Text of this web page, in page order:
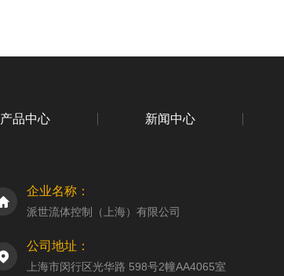
产品中心 新闻中心
企业名称：
派世流体控制（上海）有限公司
公司地址：
上海市闵行区光华路 598号2幢AA4065室